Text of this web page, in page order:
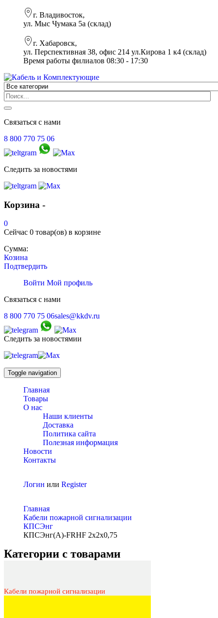
г. Владивосток,
ул. Мыс Чумака 5а (склад)
г. Хабаровск,
ул. Перспективная 38, офис 214 ул.Кирова 1 к4 (склад)
Время работы филиалов 08:30 - 17:30
Связаться с нами
8 800 770 75 06
Следить за новостями
Корзина -
0
Сейчас 0 товар(ов) в корзине
Сумма:
Козина
Подтвердить
Войти Мой профиль
Связаться с нами
8 800 770 75 06sales@kkdv.ru
Следить за новостямии
Toggle navigation
Главная
Товары
О нас
Наши клиенты
Доставка
Политика сайта
Полезная информация
Новости
Контакты
Логин или Register
Главная
Кабели пожарной сигнализации
КПСЭнг
КПСЭнг(A)-FRHF 2х2х0,75
Категории с товарами
Кабели пожарной сигнализации